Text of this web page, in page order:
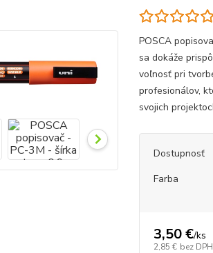
POSCA
sa dokáže
voľnosť pri
profesionálov,
svojich
Dostupnosť
Farba
3,50 €/ks
2,85 € bez DPH